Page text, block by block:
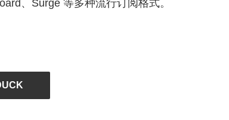
、Surge 等多种流行订阅格式。